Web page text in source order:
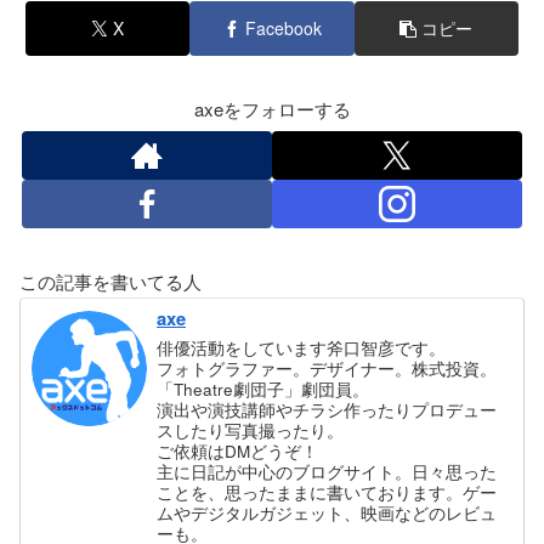
X Facebook コピー
axeをフォローする
この記事を書いてる人
axe
俳優活動をしています斧口智彦です。
フォトグラファー。デザイナー。株式投資。
「Theatre劇団子」劇団員。
演出や演技講師やチラシ作ったりプロデュー
スしたり写真撮ったり。
ご依頼はDMどうぞ！
主に日記が中心のブログサイト。日々思った
ことを、思ったままに書いております。ゲー
ムやデジタルガジェット、映画などのレビュ
ーも。